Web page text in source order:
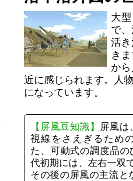
大
で
活
き
か
近に感じられます。人
になっています。
【屏風豆知識】
屏風は
視線をさえぎるため
た、可動式の調度品
代初期には、左右一双
その後の屏風の主流と